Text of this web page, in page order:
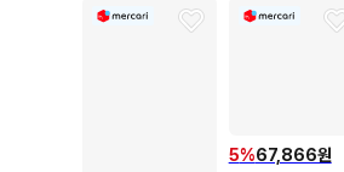
5%67,866원